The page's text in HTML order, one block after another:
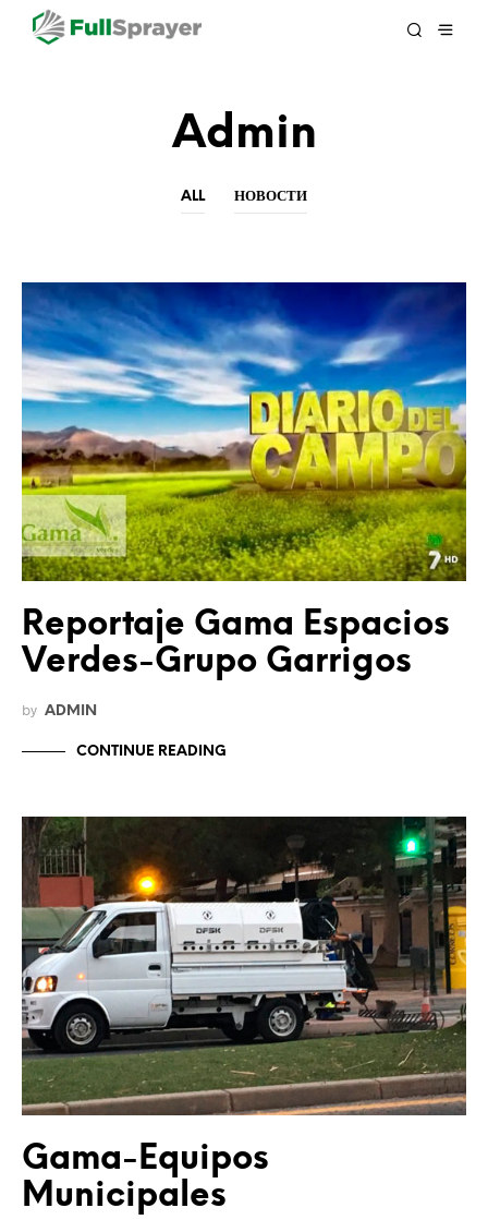
Admin
ALL НОВОСТИ
Reportaje Gama Espacios
Verdes-Grupo Garrigos
by ADMIN
CONTINUE READING
Gama-Equipos
Municipales